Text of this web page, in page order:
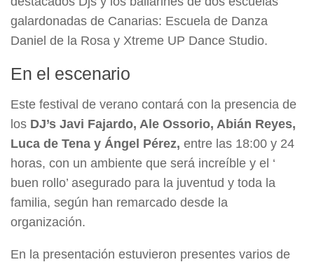
galardonadas de Canarias: Escuela de Danza
Daniel de la Rosa y Xtreme UP Dance Studio.
En el escenario
Este festival de verano contará con la presencia de
los DJ’s Javi Fajardo, Ale Ossorio, Abián Reyes,
Luca de Tena y Ángel Pérez, entre las 18:00 y 24
horas, con un ambiente que será increíble y el ‘
buen rollo’ asegurado para la juventud y toda la
familia, según han remarcado desde la
organización.
En la presentación estuvieron presentes varios de